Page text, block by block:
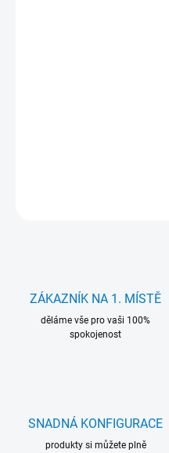
ZÁKAZNÍK NA 1. MÍSTĚ
děláme vše pro vaši 100%
spokojenost
SNADNÁ KONFIGURACE
produkty si můžete plně